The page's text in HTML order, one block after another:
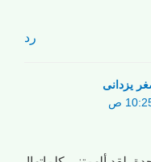
رد
یزدانی